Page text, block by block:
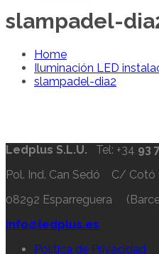
slampadel-
Home
Iluminación LED
slampadel-dia2
Ledplus S.L.U. Tel: +34 93
Pol. Ind. Can Sedó C/
08292 Esparreguera
info@ledplus.es
Política de Privacidad